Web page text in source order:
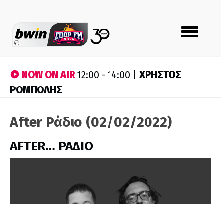
Toggle
navigation
NOW ON AIR12:00 - 14:00 | ΧΡΗΣΤΟΣ
ΡΟΜΠΟΛΗΣ
After Ράδιο (02/02/2022)
AFTER… ΡΑΔΙΟ